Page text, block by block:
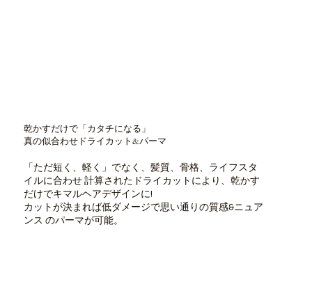
乾かすだけで「カタチになる」
真の似合わせドライカット&パーマ
「ただ短く、軽く」でなく、髪質、骨格、ライフスタ
イルに合わせ 計算されたドライカットにより、乾かす
だけでキマルヘアデザインに!
カットが決まれば低ダメージで思い通りの質感&ニュア
ンス のパーマが可能。